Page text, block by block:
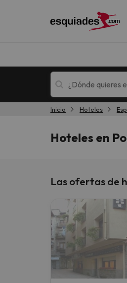
¡Vaya! No
¡Vaya! Parece
Inicio Hoteles
Hoteles en
Las ofertas de